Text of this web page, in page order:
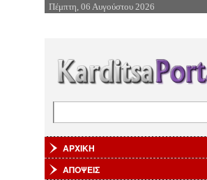
Επιστροφή στην Πλοήγηση
Πέμπτη, 06 Αυγούστου 2026
ΑΡΧΙΚΗ
ΑΠΟΨΕΙΣ